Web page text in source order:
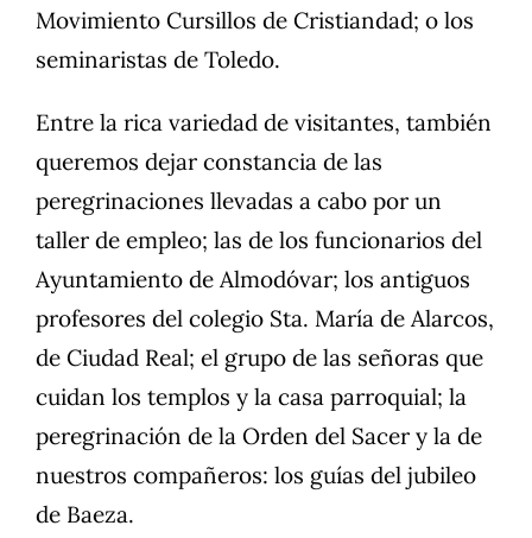
Movimiento Cursillos de Cristiandad; o los
seminaristas de Toledo.
Entre la rica variedad de visitantes, también
queremos dejar constancia de las
peregrinaciones llevadas a cabo por un
taller de empleo; las de los funcionarios del
Ayuntamiento de Almodóvar; los antiguos
profesores del colegio Sta. María de Alarcos,
de Ciudad Real; el grupo de las señoras que
cuidan los templos y la casa parroquial; la
peregrinación de la Orden del Sacer y la de
nuestros compañeros: los guías del jubileo
de Baeza.